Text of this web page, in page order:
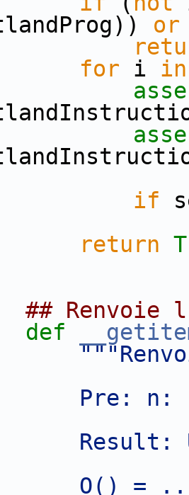
or
for i in
if
return
## Renvoie
def
Pre: n:
Result:
O() =